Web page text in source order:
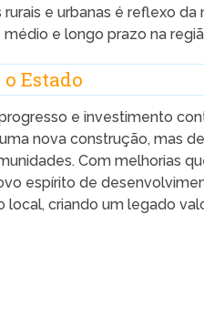
e urbanas é reflexo da
e longo prazo na
Estado
e investimento
nova construção, mas
Com melhorias
espírito de
criando um legado